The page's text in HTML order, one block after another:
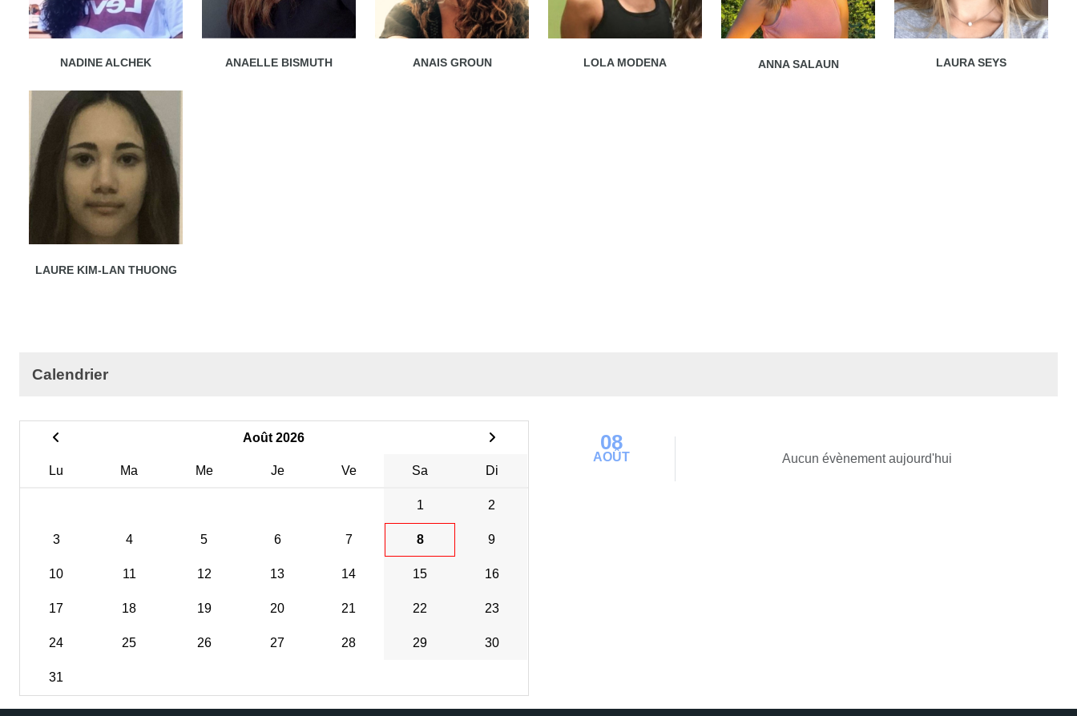
NADINE ALCHEK ANAELLE BISMUTH ANAIS GROUN LOLA MODENA ANNA SALAUN LAURA SEYS
LAURE KIM-LAN THUONG
Calendrier
Août 2026
Lu Ma Me Je Ve Sa Di
1 2
3 4 5 6 7 8 9
10 11 12 13 14 15 16
17 18 19 20 21 22 23
24 25 26 27 28 29 30
31
08
AOÛT Aucun évènement aujourd'hui